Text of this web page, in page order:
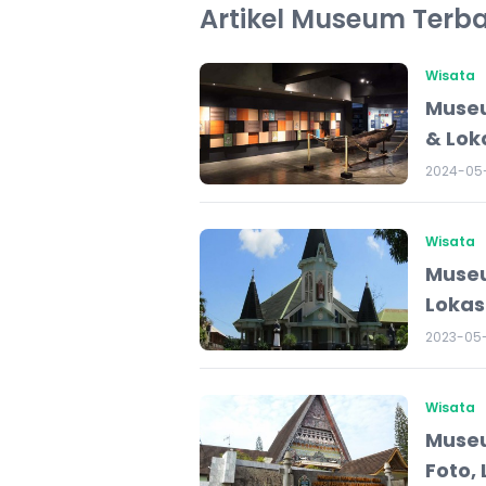
Artikel Museum
Wisata
&
2024-
Wisata
2023-
Wisata
Foto,